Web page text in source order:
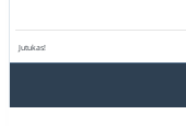
Jutukas!